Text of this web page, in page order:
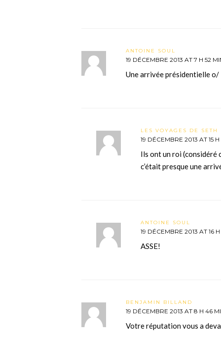
ANTOINE SOUL
19 DÉCEMBRE 2013 AT 7 H 52
Une arrivée présidentielle o/
LES VOYAGES DE SETH
19 DÉCEMBRE 2013 AT 15
Ils ont un roi (considéré
c’était presque une
ANTOINE SOUL
19 DÉCEMBRE 2013 AT 16
ASSE!
BENJAMIN BILLAND
19 DÉCEMBRE 2013 AT 8 H 46
Votre réputation vous a